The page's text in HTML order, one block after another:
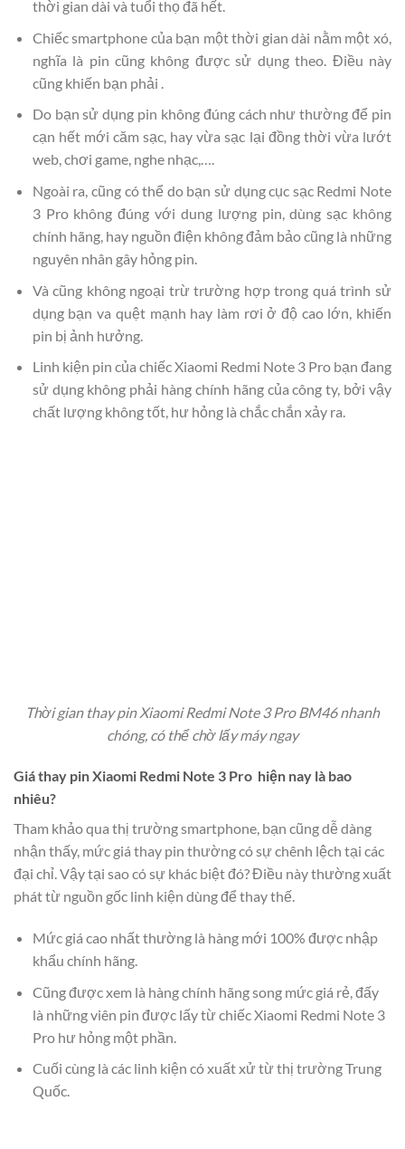
thời gian dài và tuổi thọ đã hết.
Chiếc smartphone của bạn một thời gian dài nằm một xó,
nghĩa là pin cũng không được sử dụng theo. Điều này
cũng khiến bạn phải .
Do bạn sử dụng pin không đúng cách như thường để pin
cạn hết mới căm sạc, hay vừa sạc lại đồng thời vừa lướt
web, chơi game, nghe nhạc,….
Ngoài ra, cũng có thể do bạn sử dụng cục sạc Redmi Note
3 Pro không đúng với dung lượng pin, dùng sạc không
chính hãng, hay nguồn điện không đảm bảo cũng là những
nguyên nhân gây hỏng pin.
Và cũng không ngoại trừ trường hợp trong quá trình sử
dụng bạn va quệt mạnh hay làm rơi ở độ cao lớn, khiến
pin bị ảnh hưởng.
Linh kiện pin của chiếc Xiaomi Redmi Note 3 Pro bạn đang
sử dụng không phải hàng chính hãng của công ty, bởi vậy
chất lượng không tốt, hư hỏng là chắc chắn xảy ra.
Thời gian thay pin Xiaomi Redmi Note 3 Pro BM46 nhanh
chóng, có thể chờ lấy máy ngay
Giá thay pin Xiaomi Redmi Note 3 Pro hiện nay là bao
nhiêu?
Tham khảo qua thị trường smartphone, bạn cũng dễ dàng
nhận thấy, mức giá thay pin thường có sự chênh lệch tại các
đại chỉ. Vậy tại sao có sự khác biệt đó? Điều này thường xuất
phát từ nguồn gốc linh kiện dùng để thay thế.
Mức giá cao nhất thường là hàng mới 100% được nhập
khẩu chính hãng.
Cũng được xem là hàng chính hãng song mức giá rẻ, đấy
là những viên pin được lấy từ chiếc Xiaomi Redmi Note 3
Pro hư hỏng một phần.
Cuối cùng là các linh kiện có xuất xử từ thị trường Trung
Quốc.